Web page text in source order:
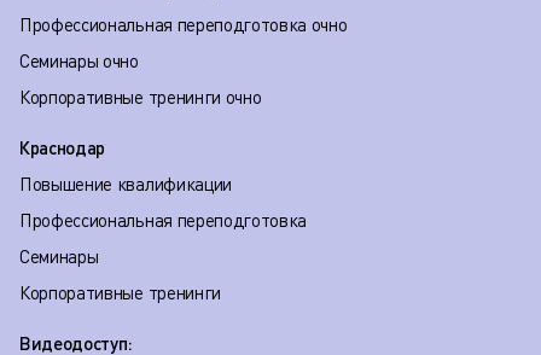
Профессиональная переподготовка очно
Семинары очно
Корпоративные тренинги очно
Краснодар
Повышение квалификации
Профессиональная переподготовка
Семинары
Корпоративные тренинги
Видеодоступ: